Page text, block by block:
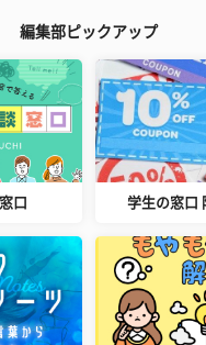
編集部ピックアップ
口 学生の窓口